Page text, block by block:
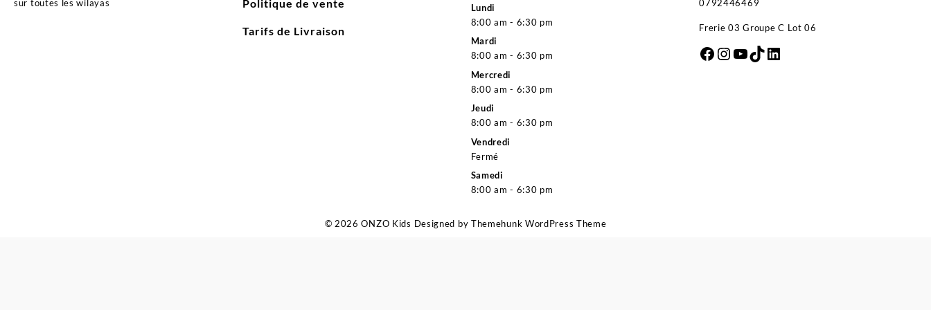
sur toutes les wilayas
Politique de vente
Tarifs de Livraison
Lundi
8:00 am - 6:30 pm
Mardi
8:00 am - 6:30 pm
Mercredi
8:00 am - 6:30 pm
Jeudi
8:00 am - 6:30 pm
Vendredi
Fermé
Samedi
8:00 am - 6:30 pm
0792446469
Frerie 03 Groupe C Lot 06
Facebook
Instagram
YouTube
TikTok
LinkedIn
© 2026ONZO Kids Designed by Themehunk WordPress Theme